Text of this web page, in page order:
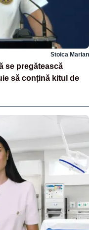
Stoica Marian
se pregătească
să conțină kitul de